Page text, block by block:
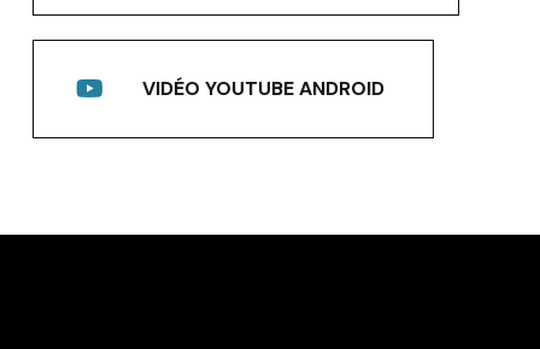
VIDÉO YOUTUBE ANDROID